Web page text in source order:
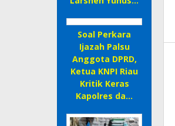
Soal Perkara
Ijazah Palsu
Anggota DPRD,
Ketua KNPI Riau
Kritik Keras
Kapolres da…